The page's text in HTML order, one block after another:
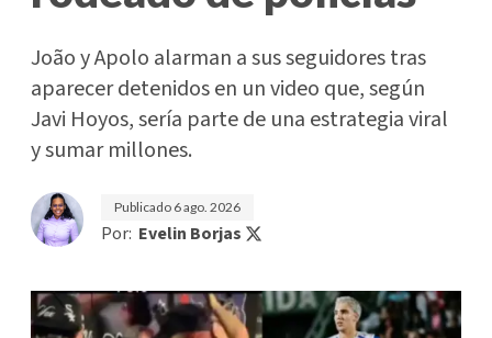
João y Apolo alarman a sus seguidores tras
aparecer detenidos en un video que, según
Javi Hoyos, sería parte de una estrategia viral
y sumar millones.
Publicado 6 ago. 2026
Por: Evelin Borjas